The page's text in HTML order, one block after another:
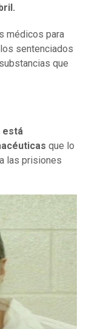
médicos para
sentenciados
que
está
que lo
las prisiones